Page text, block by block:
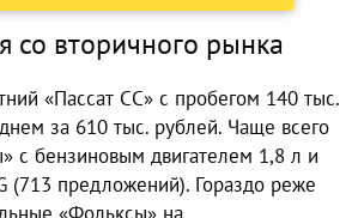
со вторичного рынка
«Пассат СС» с пробегом 140 тыс.
за 610 тыс. рублей. Чаще всего
с бензиновым двигателем 1,8 л и
(713 предложений). Гораздо реже